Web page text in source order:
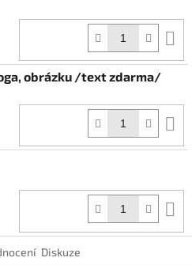
obrázku /text zdarma/
Diskuze